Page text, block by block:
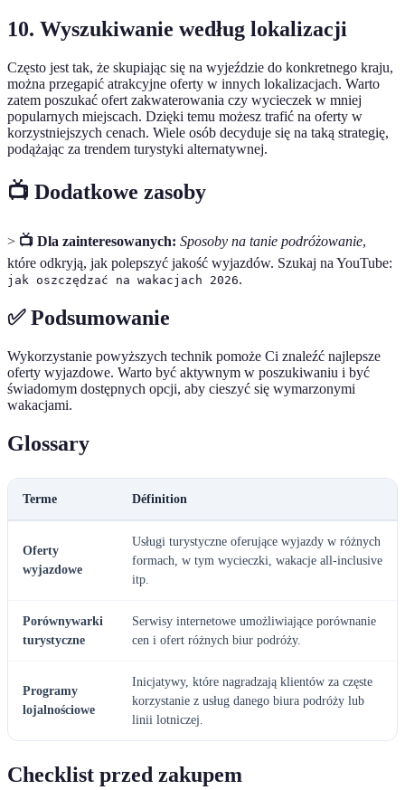
10. Wyszukiwanie według lokalizacji
Często jest tak, że skupiając się na wyjeździe do konkretnego kraju,
można przegapić atrakcyjne oferty w innych lokalizacjach. Warto
zatem poszukać ofert zakwaterowania czy wycieczek w mniej
popularnych miejscach. Dzięki temu możesz trafić na oferty w
korzystniejszych cenach. Wiele osób decyduje się na taką strategię,
podążając za trendem turystyki alternatywnej.
📺 Dodatkowe zasoby
> 📺 Dla zainteresowanych: Sposoby na tanie podróżowanie,
które odkryją, jak polepszyć jakość wyjazdów. Szukaj na YouTube:
jak oszczędzać na wakacjach 2026.
✅ Podsumowanie
Wykorzystanie powyższych technik pomoże Ci znaleźć najlepsze
oferty wyjazdowe. Warto być aktywnym w poszukiwaniu i być
świadomym dostępnych opcji, aby cieszyć się wymarzonymi
wakacjami.
Glossary
Terme Définition
Oferty
wyjazdowe
Usługi turystyczne oferujące wyjazdy w różnych
formach, w tym wycieczki, wakacje all-inclusive
itp.
Porównywarki
turystyczne
Serwisy internetowe umożliwiające porównanie
cen i ofert różnych biur podróży.
Programy
lojalnościowe
Inicjatywy, które nagradzają klientów za częste
korzystanie z usług danego biura podróży lub
linii lotniczej.
Checklist przed zakupem